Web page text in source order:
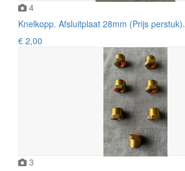
4
Knelkopp. Afsluitplaat 28mm (Prijs perstuk).
€ 2,00
3